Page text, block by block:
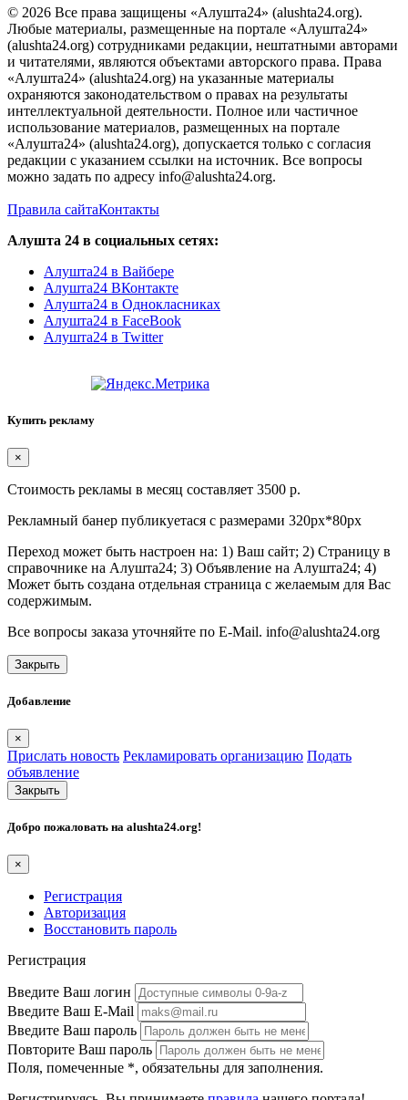
© 2026 Все права защищены «Алушта24» (alushta24.org).
Любые материалы, размещенные на портале «Алушта24»
(alushta24.org) сотрудниками редакции, нештатными авторами
и читателями, являются объектами авторского права. Права
«Алушта24» (alushta24.org) на указанные материалы
охраняются законодательством о правах на результаты
интеллектуальной деятельности. Полное или частичное
использование материалов, размещенных на портале
«Алушта24» (alushta24.org), допускается только с согласия
редакции с указанием ссылки на источник. Все вопросы
можно задать по адресу info@alushta24.org.
Правила сайтаКонтакты
Алушта 24 в социальных сетях:
Алушта24 в Вайбере
Алушта24 ВКонтакте
Алушта24 в Однокласниках
Алушта24 в FaceBook
Алушта24 в Twitter
Купить рекламу
×
Стоимость рекламы в месяц составляет 3500 р.
Рекламный банер публикуетася с размерами 320px*80px
Переход может быть настроен на: 1) Ваш сайт; 2) Страницу в
справочнике на Алушта24; 3) Объявление на Алушта24; 4)
Может быть создана отдельная страница с желаемым для Вас
содержимым.
Все вопросы заказа уточняйте по E-Mail. info@alushta24.org
Закрыть
Добавление
×
Прислать новость Рекламировать организацию Подать
объявление
Закрыть
Добро пожаловать на alushta24.org!
×
Регистрация
Авторизация
Восстановить пароль
Регистрация
Введите Ваш логин
Введите Ваш E-Mail
Введите Ваш пароль
Повторите Ваш пароль
Поля, помеченные *, обязательны для заполнения.